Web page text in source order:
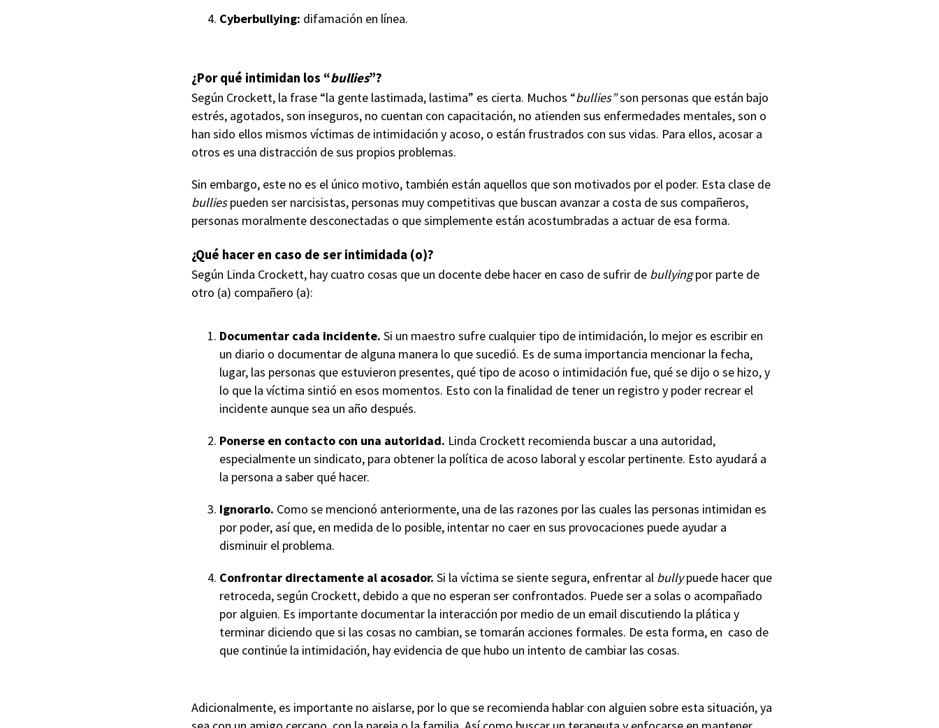
Cyberbullying: difamación en línea.
¿Por qué intimidan los “bullies”?
Según Crockett, la frase “la gente lastimada, lastima” es cierta. Muchos “bullies”son personas que están bajo
estrés, agotados, son inseguros, no cuentan con capacitación, no atienden sus enfermedades mentales, son o
han sido ellos mismos víctimas de intimidación y acoso, o están frustrados con sus vidas. Para ellos, acosar a
otros es una distracción de sus propios problemas.
Sin embargo, este no es el único motivo, también están aquellos que son motivados por el poder. Esta clase de
bulliespueden ser narcisistas, personas muy competitivas que buscan avanzar a costa de sus compañeros,
personas moralmente desconectadas o que simplemente están acostumbradas a actuar de esa forma.
¿Qué hacer en caso de ser intimidada (o)?
Según Linda Crockett, hay cuatro cosas que un docente debe hacer en caso de sufrir de bullyingpor parte de
otro (a) compañero (a):
Documentar cada incidente. Si un maestro sufre cualquier tipo de intimidación, lo mejor es escribir en
un diario o documentar de alguna manera lo que sucedió. Es de suma importancia mencionar la fecha,
lugar, las personas que estuvieron presentes, qué tipo de acoso o intimidación fue, qué se dijo o se hizo, y
lo que la víctima sintió en esos momentos. Esto con la finalidad de tener un registro y poder recrear el
incidente aunque sea un año después.
Ponerse en contacto con una autoridad. Linda Crockett recomienda buscar a una autoridad,
especialmente un sindicato, para obtener la política de acoso laboral y escolar pertinente. Esto ayudará a
la persona a saber qué hacer.
Ignorarlo. Como se mencionó anteriormente, una de las razones por las cuales las personas intimidan es
por poder, así que, en medida de lo posible, intentar no caer en sus provocaciones puede ayudar a
disminuir el problema.
Confrontar directamente al acosador. Si la víctima se siente segura, enfrentar al bullypuede hacer que
retroceda, según Crockett, debido a que no esperan ser confrontados. Puede ser a solas o acompañado
por alguien. Es importante documentar la interacción por medio de un email discutiendo la plática y
terminar diciendo que si las cosas no cambian, se tomarán acciones formales. De esta forma, en caso de
que continúe la intimidación, hay evidencia de que hubo un intento de cambiar las cosas.
Adicionalmente, es importante no aislarse, por lo que se recomienda hablar con alguien sobre esta situación, ya